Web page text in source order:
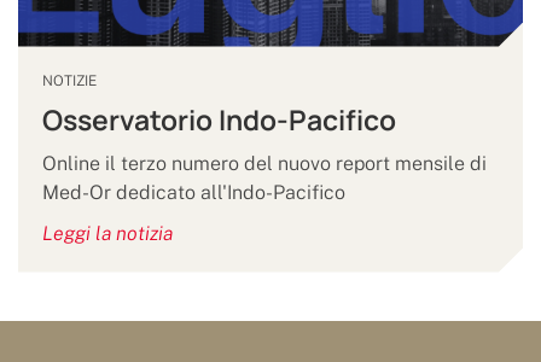
NOTIZIE
Osservatorio Indo-Pacifico
Online il terzo numero del nuovo report mensile di
Med-Or dedicato all'Indo-Pacifico
Leggi la notizia